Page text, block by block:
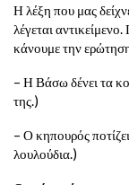
Η λέξη που μας
λέγεται
κάνουμε την
– Η Βάσω δένει τα
της.)
– Ο κηπουρός
λουλούδια.)